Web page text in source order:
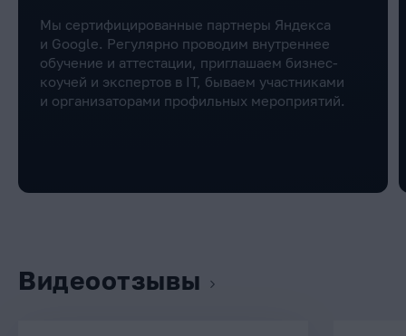
Мы сертифицированные партнеры Яндекса
и Google. Регулярно проводим внутреннее
обучение и аттестации, приглашаем бизнес-
коучей и экспертов в IT, бываем участниками
и организаторами профильных мероприятий.
Видеоотзывы